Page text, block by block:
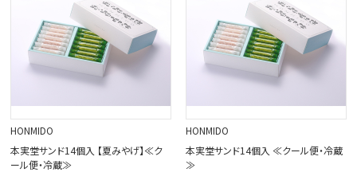
HONMIDO
本実堂サンド14個入 【夏みやげ】≪ク
ール便・冷蔵≫
HONMIDO
本実堂サンド14個入 ≪クール便・冷蔵
≫